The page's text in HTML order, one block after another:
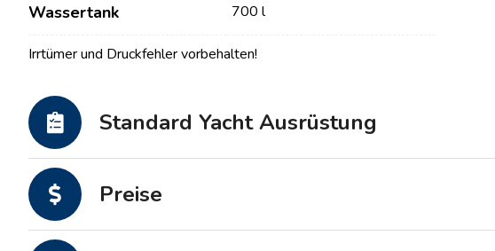
Wassertank 700 l
Irrtümer und Druckfehler vorbehalten!
Standard Yacht Ausrüstung
Preise
Nachrichten / Blog
Über uns
Häufig gestellte Fragen
Segelboote
Motorboote
Motorkatamarane
Bali